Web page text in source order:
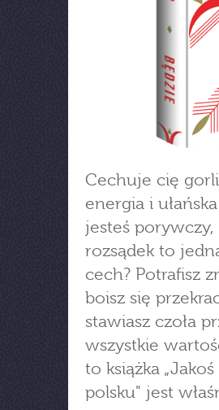
Cechuje cię
energia i
jesteś
rozsądek to
cech? Potrafisz
boisz się
stawiasz czoła
wszystkie
to książka
polsku" jest